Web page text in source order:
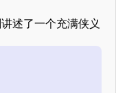
述了一个充满侠义